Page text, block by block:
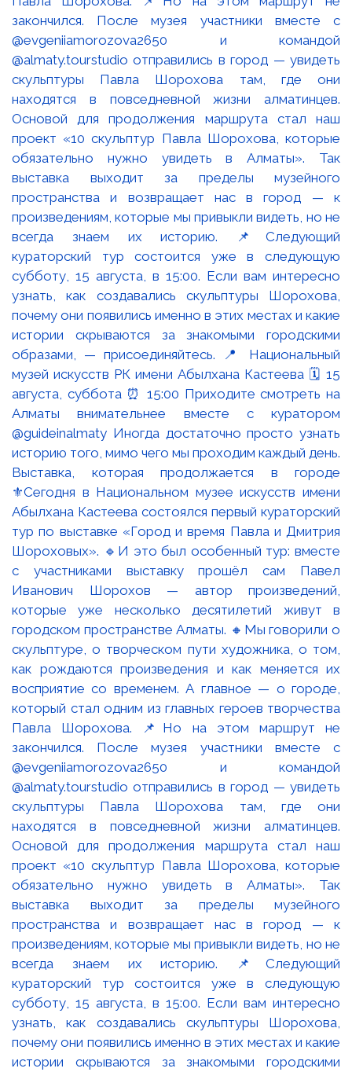
Выставка, которая продолжается в городе
⚜️Сегодня в Национальном музее искусств имени
Абылхана Кастеева состоялся первый кураторский
тур по выставке «Город и время Павла и Дмитрия
Шороховых». 🔹И это был особенный тур: вместе
с участниками выставку прошёл сам Павел
Иванович Шорохов — автор произведений,
которые уже несколько десятилетий живут в
городском пространстве Алматы. 🔸Мы говорили о
скульптуре, о творческом пути художника, о том,
как рождаются произведения и как меняется их
восприятие со временем. А главное — о городе,
который стал одним из главных героев творчества
Павла Шорохова. 📌Но на этом маршрут не
закончился. После музея участники вместе с
@evgeniiamorozova2650 и командой
@almaty.tourstudio отправились в город — увидеть
скульптуры Павла Шорохова там, где они
находятся в повседневной жизни алматинцев.
Основой для продолжения маршрута стал наш
проект «10 скульптур Павла Шорохова, которые
обязательно нужно увидеть в Алматы». Так
выставка выходит за пределы музейного
пространства и возвращает нас в город — к
произведениям, которые мы привыкли видеть, но не
всегда знаем их историю. 📌Следующий
кураторский тур состоится уже в следующую
субботу, 15 августа, в 15:00. Если вам интересно
узнать, как создавались скульптуры Шорохова,
почему они появились именно в этих местах и какие
истории скрываются за знакомыми городскими